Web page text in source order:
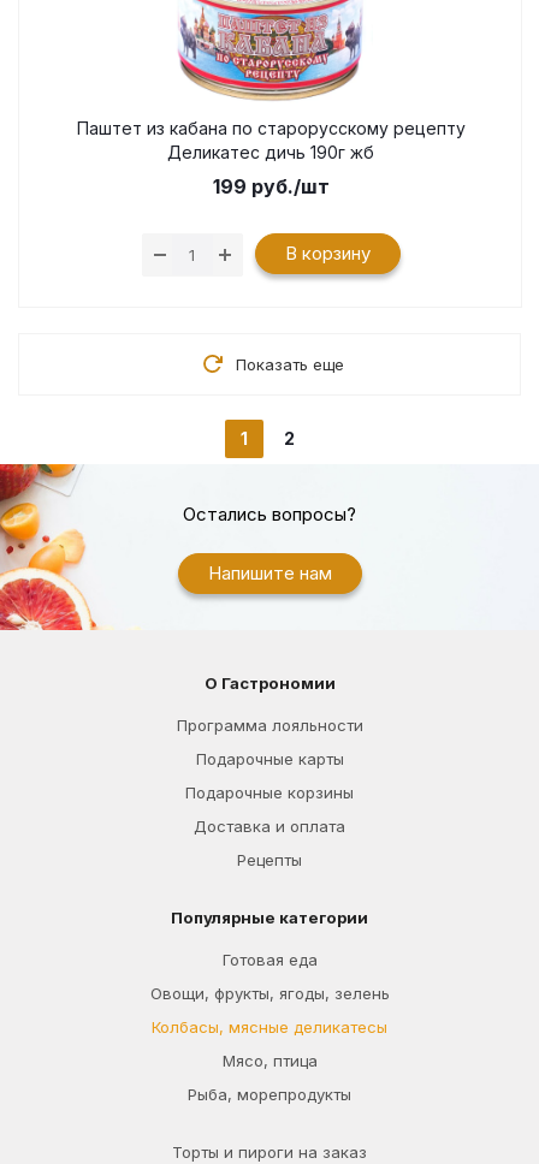
Паштет из кабана по старорусскому рецепту
Деликатес дичь 190г жб
199 руб./шт
В корзину
Показать еще
1 2
Остались вопросы?
Напишите нам
О Гастрономии
Программа лояльности
Подарочные карты
Подарочные корзины
Доставка и оплата
Рецепты
Популярные категории
Готовая еда
Овощи, фрукты, ягоды, зелень
Колбасы, мясные деликатесы
Мясо, птица
Рыба, морепродукты
Торты и пироги на заказ